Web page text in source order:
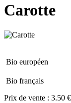
Carotte
Bio européen
Bio français
Prix de vente : 3.50